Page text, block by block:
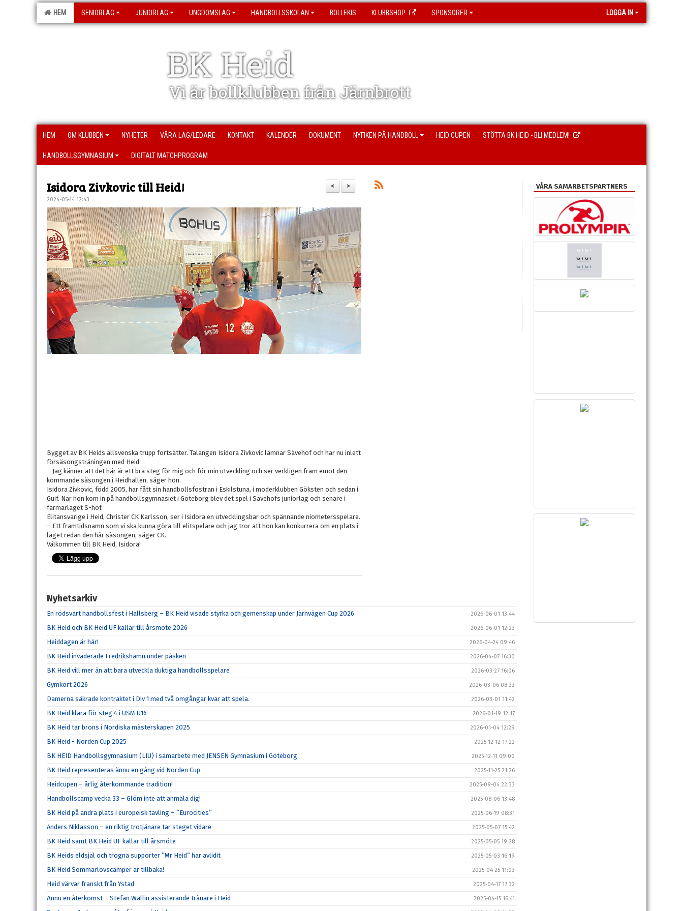
HEM SENIORLAG JUNIORLAG UNGDOMSLAG HANDBOLLSSKOLAN BOLLEKIS KLUBBSHOP SPONSORER LOGGA IN
BK Heid
Vi är bollklubben från Järnbrott
HEM OM KLUBBEN NYHETER VÅRA LAG/LEDARE KONTAKT KALENDER DOKUMENT NYFIKEN PÅ HANDBOLL HEID CUPEN STÖTTA BK HEID - BLI MEDLEM!
HANDBOLLSGYMNASIUM DIGITALT MATCHPROGRAM
>
<
Isidora Zivkovic till Heid!
2024-05-14 12:43
Bygget av BK Heids allsvenska trupp fortsätter. Talangen Isidora Zivkovic lämnar Sävehof och har nu inlett
försäsongsträningen med Heid.
– Jag känner att det här är ett bra steg för mig och för min utveckling och ser verkligen fram emot den
kommande säsongen i Heidhallen, säger hon.
Isidora Zivkovic, född 2005, har fått sin handbollsfostran i Eskilstuna, i moderklubben Göksten och sedan i
Guif. När hon kom in på handbollsgymnasiet i Göteborg blev det spel i Sävehofs juniorlag och senare i
farmarlaget S-hof.
Elitansvarige i Heid, Christer CK Karlsson, ser i Isidora en utvecklingsbar och spännande niometersspelare.
– Ett framtidsnamn som vi ska kunna göra till elitspelare och jag tror att hon kan konkurrera om en plats i
laget redan den här säsongen, säger CK.
Välkommen till BK Heid, Isidora!
Nyhetsarkiv
En rödsvart handbollsfest i Hallsberg – BK Heid visade styrka och gemenskap under Järnvägen Cup 2026 2026-06-01 13:44
BK Heid och BK Heid UF kallar till årsmöte 2026 2026-06-01 12:23
Heiddagen är här! 2026-04-24 09:46
BK Heid invaderade Fredrikshamn under påsken 2026-04-07 16:30
BK Heid vill mer än att bara utveckla duktiga handbollsspelare 2026-03-27 16:06
Gymkort 2026 2026-03-06 08:33
Damerna säkrade kontraktet i Div 1 med två omgångar kvar att spela. 2026-03-01 11:42
BK Heid klara för steg 4 i USM U16 2026-01-19 12:17
BK Heid tar brons i Nordiska mästerskapen 2025 2026-01-04 12:29
BK Heid - Norden Cup 2025 2025-12-12 17:22
BK HEID Handbollsgymnasium (LIU) i samarbete med JENSEN Gymnasium i Göteborg 2025-12-11 09:00
BK Heid representeras ännu en gång vid Norden Cup 2025-11-25 21:26
Heidcupen – årlig återkommande tradition! 2025-09-04 22:33
Handbollscamp vecka 33 – Glöm inte att anmäla dig! 2025-08-06 13:48
BK Heid på andra plats i europeisk tävling – ”Eurocities” 2025-06-19 08:31
Anders Niklasson – en riktig trotjänare tar steget vidare 2025-05-07 15:42
BK Heid samt BK Heid UF kallar till årsmöte 2025-05-05 19:28
BK Heids eldsjäl och trogna supporter ”Mr Heid” har avlidit 2025-05-03 16:19
BK Heid Sommarlovscamper är tillbaka! 2025-04-25 11:03
Heid värvar franskt från Ystad 2025-04-17 17:32
Ännu en återkomst – Stefan Wallin assisterande tränare i Heid 2025-04-15 16:41
VÅRA SAMARBETSPARTNERS